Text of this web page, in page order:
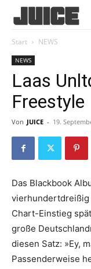
Start NEWS
NEWS
Laas
Freestyle
Von JUICE - 19.
Das Blackbook
Chart-Einstieg
große
diesen Satz: »Ey,
Passenderweise